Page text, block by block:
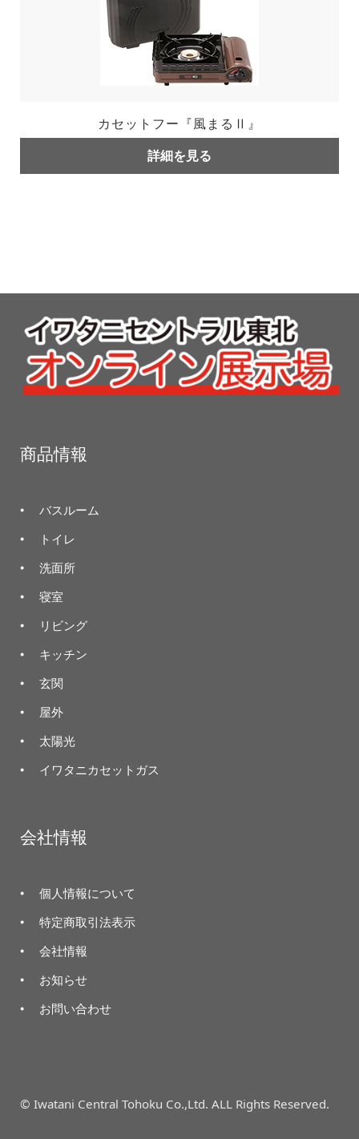
カセットフー『風まるⅡ』
詳細を見る
商品情報
バスルーム
トイレ
洗面所
寝室
リビング
キッチン
玄関
屋外
太陽光
イワタニカセットガス
会社情報
個人情報について
特定商取引法表示
会社情報
お知らせ
お問い合わせ
© Iwatani Central Tohoku Co.,Ltd. ALL Rights Reserved.